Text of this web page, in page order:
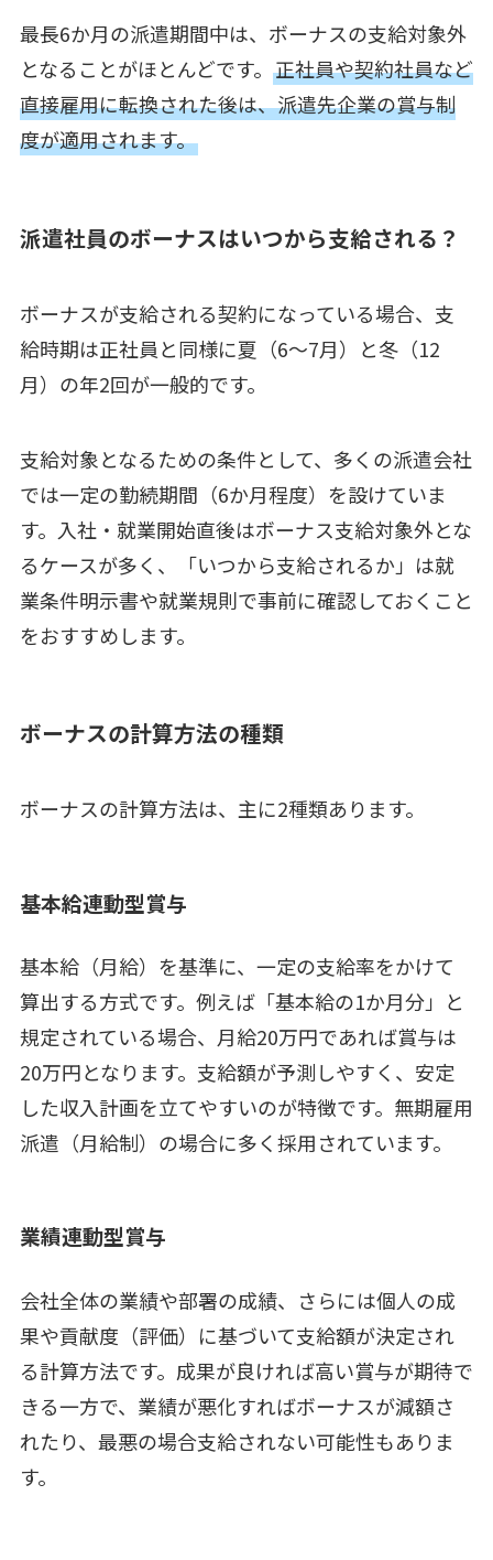
最長6か月の派遣期間中は、ボーナスの支給対象外
となることがほとんどです。 正社員や契約社員など
直接雇用に転換された後は、派遣先企業の賞与制
度が適用されます。
派遣社員のボーナスはいつから支給される？
ボーナスが支給される契約になっている場合、支
給時期は正社員と同様に夏（6〜7月）と冬（12
月）の年2回が一般的です。
支給対象となるための条件として、多くの派遣会社
では一定の勤続期間（6か月程度）を設けていま
す。入社・就業開始直後はボーナス支給対象外とな
るケースが多く、「いつから支給されるか」は就
業条件明示書や就業規則で事前に確認しておくこと
をおすすめします。
ボーナスの計算方法の種類
ボーナスの計算方法は、主に2種類あります。
基本給連動型賞与
基本給（月給）を基準に、一定の支給率をかけて
算出する方式です。例えば「基本給の1か月分」と
規定されている場合、月給20万円であれば賞与は
20万円となります。支給額が予測しやすく、安定
した収入計画を立てやすいのが特徴です。無期雇用
派遣（月給制）の場合に多く採用されています。
業績連動型賞与
会社全体の業績や部署の成績、さらには個人の成
果や貢献度（評価）に基づいて支給額が決定され
る計算方法です。成果が良ければ高い賞与が期待で
きる一方で、業績が悪化すればボーナスが減額さ
れたり、最悪の場合支給されない可能性もありま
す。